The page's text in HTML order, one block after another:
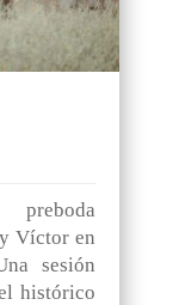
Víctor en
sesión
histórico